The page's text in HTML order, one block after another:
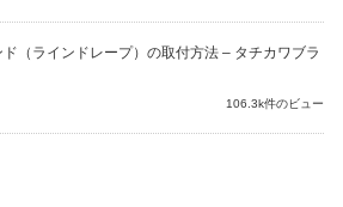
（ラインドレープ）の取付方法 – タチカワブラ
106.3k件のビュー